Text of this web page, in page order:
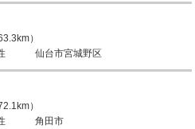
）
仙台市宮城野区
）
角田市